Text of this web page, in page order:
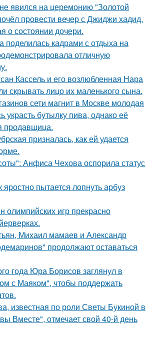
явился на церемонию "Золотой
провести вечер с Джиджи хадид.
о состоянии дочери.
поделилась кадрами с отдыха на
отличную
Кассель и его возлюбленная Нара
скрывать лицо их маленького сына.
сети магнит в Москве молодая
бутылку пива, однако её
продавщица.
призналась, как ей удается
Анфиса Чехова оспорила статус
яростно пытается лопнуть арбуз
олимпийских игр прекрасно
Михаил мамаев и Александр
продолжают оставаться
года Юра Борисов заглянул в
с Маяком", чтобы поддержать
известная по роли Светы Букиной в
Вместе", отмечает свой 40-й день